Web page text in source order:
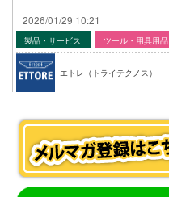
2026/01/29 10:21
製品・サービス ツール・用具用品
エトレ（トライテクノス）